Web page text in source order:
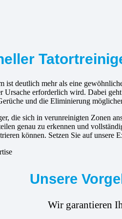
ist deutlich mehr als eine
Ursache erforderlich wird. Dabei
und die Eliminierung
die sich in verunreinigten Zonen
genau zu erkennen und
können. Setzen Sie auf unsere
Unsere
Wir garantieren